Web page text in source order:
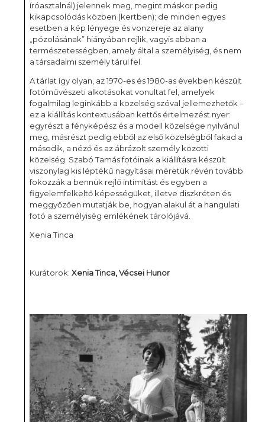
íróasztalnál) jelennek meg, megint máskor pedig
kikapcsolódás közben (kertben); de minden egyes
esetben a kép lényege és vonzereje az alany
„pózolásának” hiányában rejlik, vagyis abban a
természetességben, amely által a személyiség, és nem
a társadalmi személy tárul fel.
A tárlat így olyan, az 1970-es és 1980-as években készült
fotóművészeti alkotásokat vonultat fel, amelyek
fogalmilag leginkább a közelség szóval jellemezhetők –
ez a kiállítás kontextusában kettős értelmezést nyer:
egyrészt a fényképész és a modell közelsége nyilvánul
meg, másrészt pedig ebből az első közelségből fakad a
második, a néző és az ábrázolt személy közötti
közelség. Szabó Tamás fotóinak a kiállításra készült
viszonylag kis léptékű nagyításai méretük révén tovább
fokozzák a bennük rejlő intimitást és egyben a
figyelemfelkeltő képességüket, illetve diszkréten és
meggyőzően mutatják be, hogyan alakul át a hangulati
fotó a személyiség emlékének tárolójává.
Xenia Tinca
Kurátorok: Xenia Tinca, Vécsei Hunor